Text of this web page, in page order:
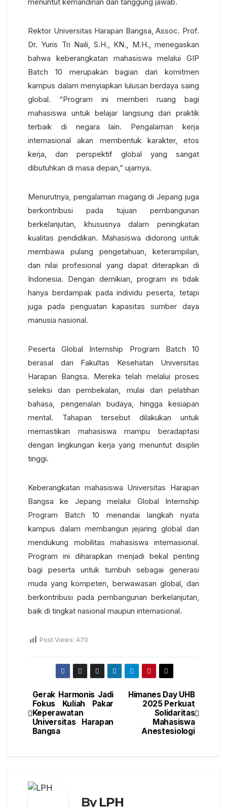
menuntut kemandirian dan tanggung jawab.
Rektor Universitas Harapan Bangsa, Assoc. Prof.
Dr. Yuris Tri Naili, S.H., KN., M.H., menegaskan
bahwa keberangkatan mahasiswa melalui GIP
Batch 10 merupakan bagian dari komitmen
kampus dalam menyiapkan lulusan berdaya saing
global. “Program ini memberi ruang bagi
mahasiswa untuk belajar langsung dari praktik
terbaik di negara lain. Pengalaman kerja
internasional akan membentuk karakter, etos
kerja, dan perspektif global yang sangat
dibutuhkan di masa depan,” ujarnya.
Menurutnya, pengalaman magang di Jepang juga
berkontribusi pada tujuan pembangunan
berkelanjutan, khususnya dalam peningkatan
kualitas pendidikan. Mahasiswa didorong untuk
membawa pulang pengetahuan, keterampilan,
dan nilai profesional yang dapat diterapkan di
Indonesia. Dengan demikian, program ini tidak
hanya berdampak pada individu peserta, tetapi
juga pada penguatan kapasitas sumber daya
manusia nasional.
Peserta Global Internship Program Batch 10
berasal dari Fakultas Kesehatan Universitas
Harapan Bangsa. Mereka telah melalui proses
seleksi dan pembekalan, mulai dari pelatihan
bahasa, pengenalan budaya, hingga kesiapan
mental. Tahapan tersebut dilakukan untuk
memastikan mahasiswa mampu beradaptasi
dengan lingkungan kerja yang menuntut disiplin
tinggi.
Keberangkatan mahasiswa Universitas Harapan
Bangsa ke Jepang melalui Global Internship
Program Batch 10 menandai langkah nyata
kampus dalam membangun jejaring global dan
mendukung mobilitas mahasiswa internasional.
Program ini diharapkan menjadi bekal penting
bagi peserta untuk tumbuh sebagai generasi
muda yang kompeten, berwawasan global, dan
berkontribusi pada pembangunan berkelanjutan,
baik di tingkat nasional maupun internasional.
Post Views: 470
Himanes Day UHB
2025 Perkuat
Solidaritas
Mahasiswa
Anestesiologi
Gerak Harmonis Jadi
Fokus Kuliah Pakar
Keperawatan
Universitas Harapan
Bangsa
ByLPH